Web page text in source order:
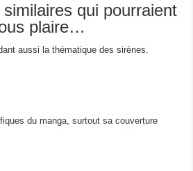
similaires qui pourraient
plaire…
aussi la thématique des sirènes.
du manga, surtout sa couverture